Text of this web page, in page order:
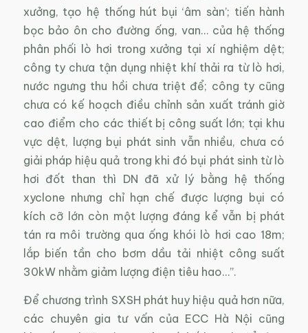
xưởng, tạo hệ thống hút bụi ‘âm sàn’; tiến hành
bọc bảo ôn cho đường ống, van… của hệ thống
phân phối lò hơi trong xưởng tại xí nghiệm dệt;
công ty chưa tận dụng nhiệt khí thải ra từ lò hơi,
nước ngưng thu hồi chưa triệt để; công ty cũng
chưa có kế hoạch điều chỉnh sản xuất tránh giờ
cao điểm cho các thiết bị công suất lớn; tại khu
vực dệt, lượng bụi phát sinh vẫn nhiều, chưa có
giải pháp hiệu quả trong khi đó bụi phát sinh từ lò
hơi đốt than thì DN đã xử lý bằng hệ thống
xyclone nhưng chỉ hạn chế được lượng bụi có
kích cỡ lớn còn một lượng đáng kể vẫn bị phát
tán ra môi trường qua ống khói lò hơi cao 18m;
lắp biến tần cho bơm dầu tải nhiệt công suất
30kW nhằm giảm lượng điện tiêu hao…”.
Để chương trình SXSH phát huy hiệu quả hơn nữa,
các chuyên gia tư vấn của ECC Hà Nội cũng